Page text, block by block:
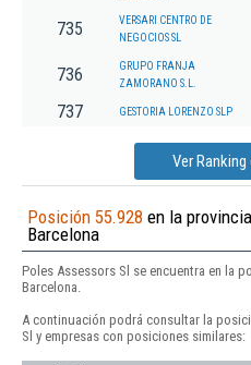
735
VERSARI CENTRO DE
NEGOCIOS SL
736
GRUPO FRANJA
ZAMORANO S.L.
737 GESTORIA LORENZO SLP
Ver
Posición 55.928 en la
Barcelona
Poles Assessors Sl se encuentra en la
Barcelona.
A continuación podrá consultar la
Sl y empresas con posiciones similares: